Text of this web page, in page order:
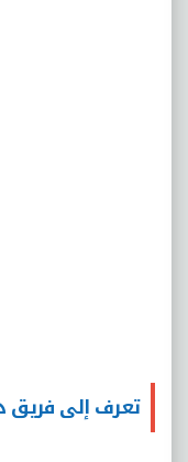
تعرف إلى فريق